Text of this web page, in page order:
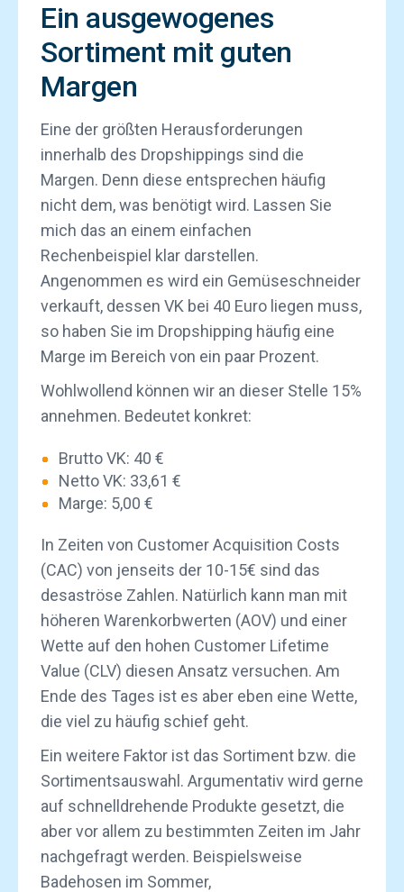
Ein ausgewogenes
Sortiment mit guten
Margen
Eine der größten Herausforderungen
innerhalb des Dropshippings sind die
Margen. Denn diese entsprechen häufig
nicht dem, was benötigt wird. Lassen Sie
mich das an einem einfachen
Rechenbeispiel klar darstellen.
Angenommen es wird ein Gemüseschneider
verkauft, dessen VK bei 40 Euro liegen muss,
so haben Sie im Dropshipping häufig eine
Marge im Bereich von ein paar Prozent.
Wohlwollend können wir an dieser Stelle 15%
annehmen. Bedeutet konkret:
Brutto VK: 40 €
Netto VK: 33,61 €
Marge: 5,00 €
In Zeiten von Customer Acquisition Costs
(CAC) von jenseits der 10-15€ sind das
desaströse Zahlen. Natürlich kann man mit
höheren Warenkorbwerten (AOV) und einer
Wette auf den hohen Customer Lifetime
Value (CLV) diesen Ansatz versuchen. Am
Ende des Tages ist es aber eben eine Wette,
die viel zu häufig schief geht.
Ein weitere Faktor ist das Sortiment bzw. die
Sortimentsauswahl. Argumentativ wird gerne
auf schnelldrehende Produkte gesetzt, die
aber vor allem zu bestimmten Zeiten im Jahr
nachgefragt werden. Beispielsweise
Badehosen im Sommer,